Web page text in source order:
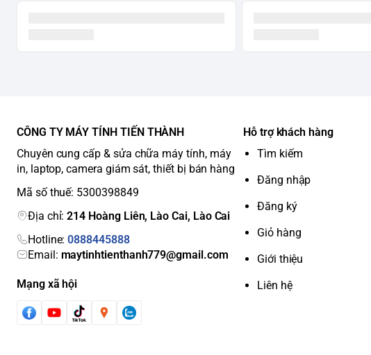
CÔNG TY MÁY TÍNH TIẾN THÀNH
Chuyên cung cấp & sửa chữa máy tính, máy
in, laptop, camera giám sát, thiết bị bán hàng
Mã số thuế: 5300398849
Địa chỉ:214 Hoàng Liên, Lào Cai, Lào Cai
Hotline:0888445888
Email: maytinhtienthanh779@gmail.com
Mạng xã hội
Hỗ trợ khách hàng
Tìm kiếm
Đăng nhập
Đăng ký
Giỏ hàng
Giới thiệu
Liên hệ